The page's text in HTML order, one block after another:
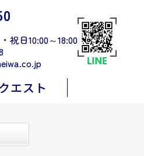
祝日10:00～18:00
エスト